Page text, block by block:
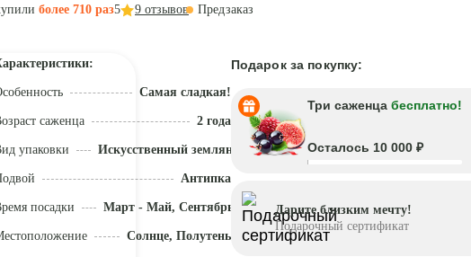
более 710 раз5 9 отзывов Предзаказ
Самая сладкая!
саженца 2 года
упаковки Искусственный земляной ком
Антипка
посадки Март - Май, Сентябрь - Октябрь
Солнце, Полутень
Подарок за покупку:
Три саженца бесплатно!
Осталось 10 000 ₽
Дарите близким мечту!
Подарочный сертификат